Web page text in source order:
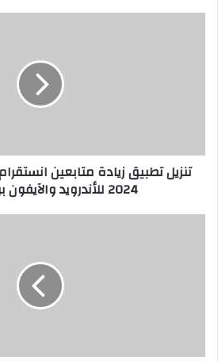
2024 للأندرويد والآيفون برابط مباشر